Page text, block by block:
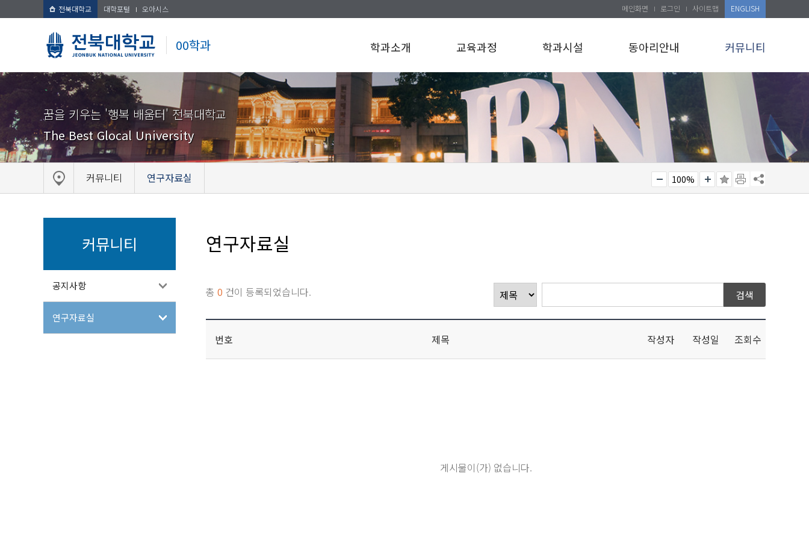
전북대학교 대학포털 오아시스
00학과
메인화면 로그인 사이트맵 ENGLISH
학과소개 교육과정 학과시설 동아리안내 커뮤니티
꿈을 키우는 '행복 배움터' 전북대학교
The Best Glocal University
커뮤니티 연구자료실 100%
커뮤니티
공지사항
연구자료실
연구자료실
총 0 건이 등록되었습니다.
번호 제목 작성자 작성일 조회수
게시물이(가) 없습니다.